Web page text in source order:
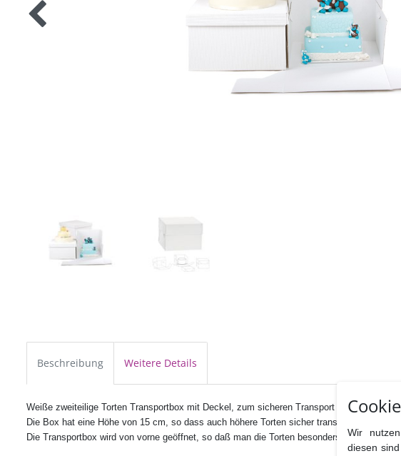
Beschreibung Weitere Details
Weiße zweiteilige Torten Transportbox mit Deckel, zum sicheren Transport Ihrer Kuchen
Die Box hat eine Höhe von 15 cm, so dass auch höhere Torten sicher transportiert werden
Die Transportbox wird von vorne geöffnet, so daß man die Torten besonders gut in die
Wir
diesen